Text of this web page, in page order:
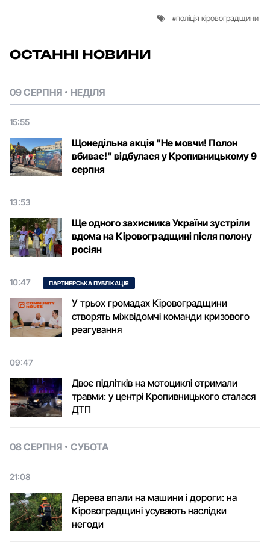
поліція кіровоградщини
ОСТАННІ НОВИНИ
09 СЕРПНЯ НЕДІЛЯ
15:55
Щонедільна акція "Не мовчи! Полон
вбиває!" відбулася у Кропивницькому 9
серпня
13:53
Ще одного захисника України зустріли
вдома на Кіровоградщині після полону
росіян
10:47 ПАРТНЕРСЬКА ПУБЛІКАЦІЯ
У трьох громадах Кіровоградщини
створять міжвідомчі команди кризового
реагування
09:47
Двоє підлітків на мотоциклі отримали
травми: у центрі Кропивницького сталася
ДТП
08 СЕРПНЯ СУБОТА
21:08
Дерева впали на машини і дороги: на
Кіровоградщині усувають наслідки
негоди